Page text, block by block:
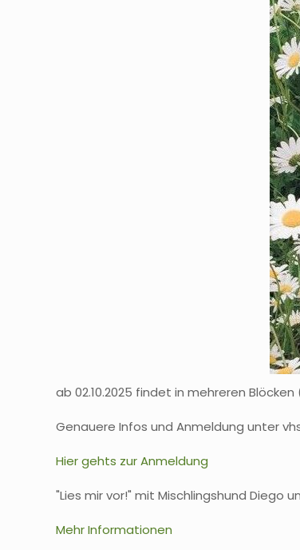
ab 02.10.2025 findet in mehreren
Genauere Infos und Anmeldung unter
Hier gehts zur Anmeldung
"Lies mir vor!" mit Mischlingshund Diego
Mehr Informationen